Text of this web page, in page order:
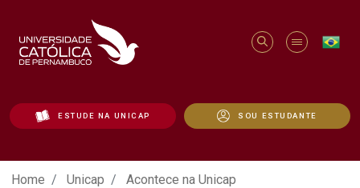
ESTUDE NA UNICAP SOU ESTUDANTE
Acontece na Unicap - Unicap
Home Unicap Acontece na Unicap